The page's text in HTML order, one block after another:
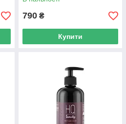
790 ₴
Купити